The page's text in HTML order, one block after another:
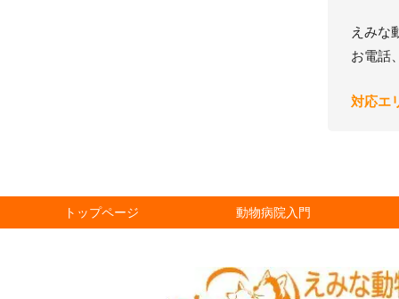
えみな
お電話
対応エ
トップページ 動物病院入門